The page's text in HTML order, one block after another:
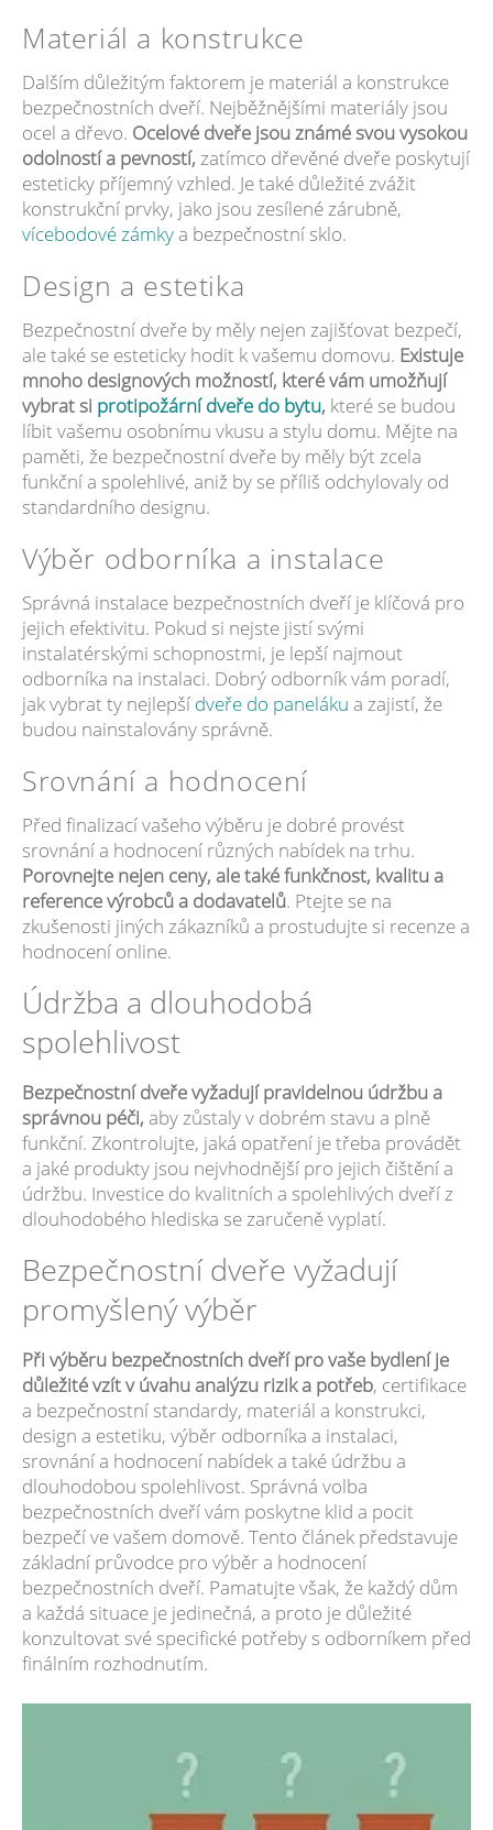
Materiál a konstrukce
Dalším důležitým faktorem je materiál a konstrukce
bezpečnostních dveří. Nejběžnějšími materiály jsou
ocel a dřevo. Ocelové dveře jsou známé svou vysokou
odolností a pevností, zatímco dřevěné dveře poskytují
esteticky příjemný vzhled. Je také důležité zvážit
konstrukční prvky, jako jsou zesílené zárubně,
vícebodové zámky a bezpečnostní sklo.
Design a estetika
Bezpečnostní dveře by měly nejen zajišťovat bezpečí,
ale také se esteticky hodit k vašemu domovu. Existuje
mnoho designových možností, které vám umožňují
vybrat si protipožární dveře do bytu, které se budou
líbit vašemu osobnímu vkusu a stylu domu. Mějte na
paměti, že bezpečnostní dveře by měly být zcela
funkční a spolehlivé, aniž by se příliš odchylovaly od
standardního designu.
Výběr odborníka a instalace
Správná instalace bezpečnostních dveří je klíčová pro
jejich efektivitu. Pokud si nejste jistí svými
instalatérskými schopnostmi, je lepší najmout
odborníka na instalaci. Dobrý odborník vám poradí,
jak vybrat ty nejlepší dveře do paneláku a zajistí, že
budou nainstalovány správně.
Srovnání a hodnocení
Před finalizací vašeho výběru je dobré provést
srovnání a hodnocení různých nabídek na trhu.
Porovnejte nejen ceny, ale také funkčnost, kvalitu a
reference výrobců a dodavatelů. Ptejte se na
zkušenosti jiných zákazníků a prostudujte si recenze a
hodnocení online.
Údržba a dlouhodobá
spolehlivost
Bezpečnostní dveře vyžadují pravidelnou údržbu a
správnou péči, aby zůstaly v dobrém stavu a plně
funkční. Zkontrolujte, jaká opatření je třeba provádět
a jaké produkty jsou nejvhodnější pro jejich čištění a
údržbu. Investice do kvalitních a spolehlivých dveří z
dlouhodobého hlediska se zaručeně vyplatí.
Bezpečnostní dveře vyžadují
promyšlený výběr
Při výběru bezpečnostních dveří pro vaše bydlení je
důležité vzít v úvahu analýzu rizik a potřeb, certifikace
a bezpečnostní standardy, materiál a konstrukci,
design a estetiku, výběr odborníka a instalaci,
srovnání a hodnocení nabídek a také údržbu a
dlouhodobou spolehlivost. Správná volba
bezpečnostních dveří vám poskytne klid a pocit
bezpečí ve vašem domově. Tento článek představuje
základní průvodce pro výběr a hodnocení
bezpečnostních dveří. Pamatujte však, že každý dům
a každá situace je jedinečná, a proto je důležité
konzultovat své specifické potřeby s odborníkem před
finálním rozhodnutím.